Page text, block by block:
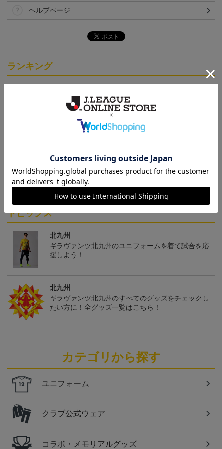
ヘルプページ
ランキング
「2026/27シーズン 明治
安田J3リーグ」オーセン
ティックユニフォームFP
19,800円～24,500円
[2026/27シーズン 明治安
田J3リーグ]ベビーユニフ
デザイン)
4,950円
[2026/27シーズン 明治安
小型犬用(FP1stデザイン)
4,950円
トピックス
北九州
ギラヴァンツ北九州のユニフォームを着て試合を応
援しよう！
北九州
ギラヴァンツ北九州のすべてのグッズをチェックし
たい方に！全グッズ一覧はこちら！
カテゴリから探す
ユニフォーム
クラブ公式ウェア
コラボ・メモリアルグッズ